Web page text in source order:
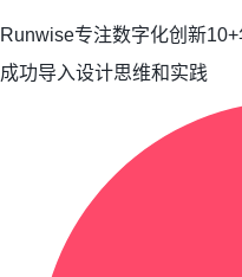
Runwise专注数字化创新
成功导入设计思维和实践